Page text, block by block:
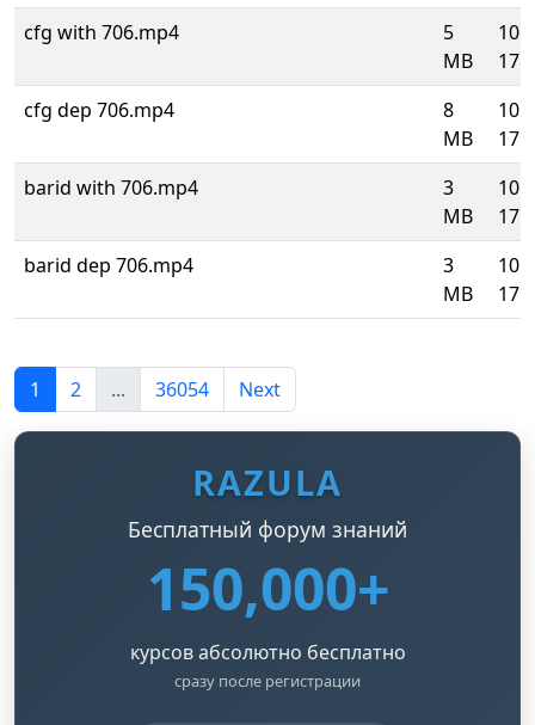
cfg with 706.mp4
5
MB
cfg dep 706.mp4
8
MB
barid with 706.mp4
3
MB
barid dep 706.mp4
3
MB
1 2 ... 36054 Next
RAZULA
Бесплатный форум знаний
150,000+
курсов абсолютно бесплатно
сразу после регистрации